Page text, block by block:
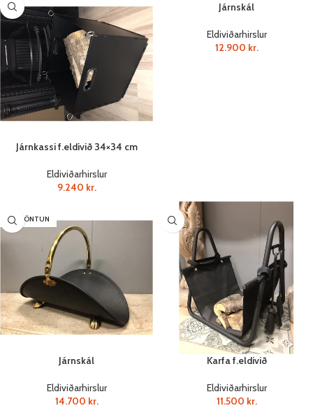
Járnkassi f.eldivið 34×34 cm
Eldiviðarhirslur
9.240 kr.
Járnskál
Eldiviðarhirslur
12.900 kr.
SÉRPÖNTUN
Járnskál
Eldiviðarhirslur
14.700 kr.
Karfa f.eldivið
Eldiviðarhirslur
11.500 kr.